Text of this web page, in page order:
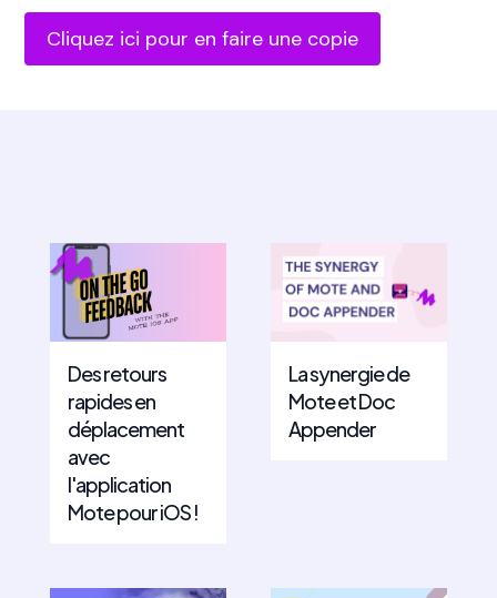
Cliquez ici pour en faire une copie
Des retours
rapides en
déplacement
avec
l'application
Mote pour iOS !
La synergie de
Mote et Doc
Appender